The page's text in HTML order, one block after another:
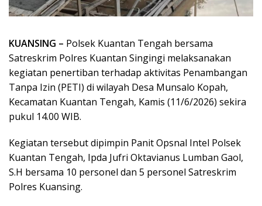
KUANSING – Polsek Kuantan Tengah bersama
Satreskrim Polres Kuantan Singingi melaksanakan
kegiatan penertiban terhadap aktivitas Penambangan
Tanpa Izin (PETI) di wilayah Desa Munsalo Kopah,
Kecamatan Kuantan Tengah, Kamis (11/6/2026) sekira
pukul 14.00 WIB.
Kegiatan tersebut dipimpin Panit Opsnal Intel Polsek
Kuantan Tengah, Ipda Jufri Oktavianus Lumban Gaol,
S.H bersama 10 personel dan 5 personel Satreskrim
Polres Kuansing.